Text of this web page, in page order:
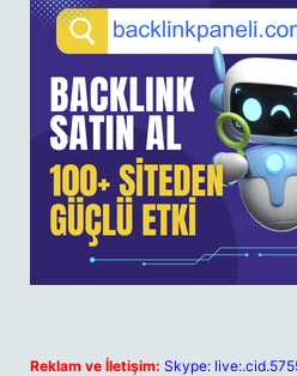
Reklam ve İletişim: Skype: